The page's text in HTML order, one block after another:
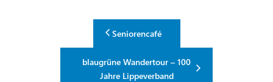
Seniorencafé
blaugrüne Wandertour – 100
Jahre Lippeverband